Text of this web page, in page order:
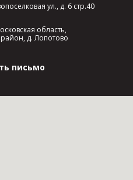
ул., д. 6 стр.40
область,
д. Лопотово
письмо